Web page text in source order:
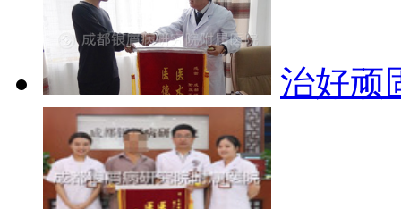
治好顽